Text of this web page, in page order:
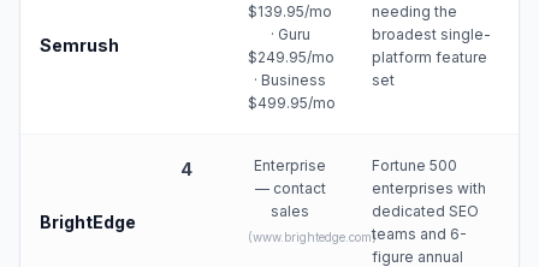
Semrush
$139.95/mo
· Guru
$249.95/mo
· Business
$499.95/mo
needing the
broadest single-
platform feature
set
BrightEdge
4
Enterprise
— contact
sales
(www.brightedge.com)
Fortune 500
enterprises with
dedicated SEO
teams and 6-
figure annual